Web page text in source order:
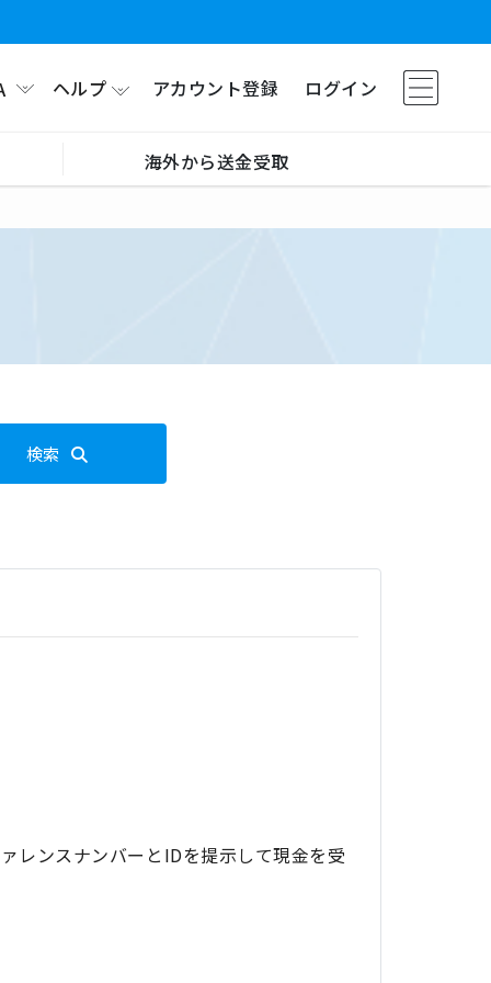
ヘルプ アカウント登録 ログイン
海外から送金受取
検索
レンスナンバーとIDを提示して現金を受